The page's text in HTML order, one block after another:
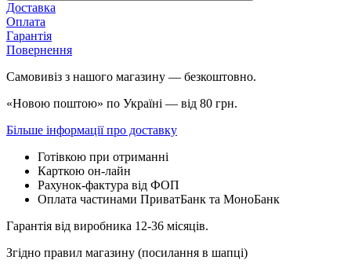
Доставка
Оплата
Гарантія
Повернення
Самовивіз з нашого магазину — безкоштовно.
«Новою поштою» по Україні — від 80 грн.
Більше інформації про доставку
Готівкою при отриманні
Карткою он-лайн
Рахунок-фактура від ФОП
Оплата частинами ПриватБанк та МоноБанк
Гарантія від виробника 12-36 місяців.
Згідно правил магазину (посилання в шапці)